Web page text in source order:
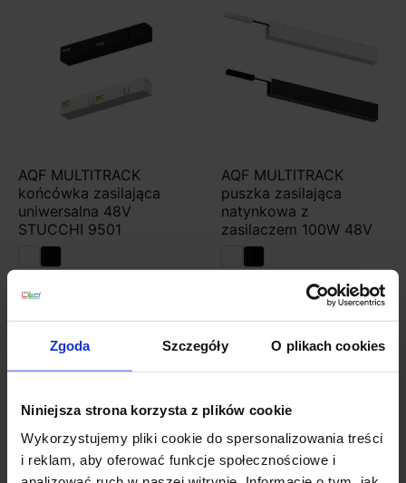
Zgoda Szczegóły O plikach cookies
Niniejsza strona korzysta z plików cookie
Wykorzystujemy pliki cookie do spersonalizowania treści
i reklam, aby oferować funkcje społecznościowe i
AQF MULTITRACK
końcówka zasilająca
uniwersalna 48V
STUCCHI 9501
103,00 zł
Zobacz szczegóły
AQF MULTITRACK
puszka zasilająca
natynkowa z
zasilaczem 100W 48V
548,58 zł
Zobacz szczegóły